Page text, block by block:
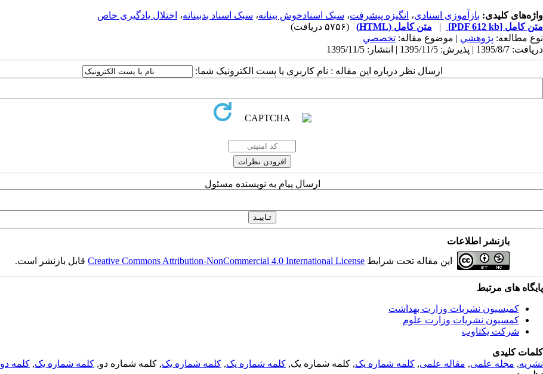
واژه‌های کلیدی: بازآموزی اسنادی، انگیزه پیشرفت، سبک اسنادخوش بینانه، سبک اسناد بدبینانه، اختلال یادگیری خاص
متن کامل [PDF 612 kb]
| متن کامل (HTML)
(۵۷۵۶ دریافت)
نوع مطالعه: پژوهشي | موضوع مقاله: تخصصي
دریافت: 1395/8/7 | پذیرش: 1395/11/5 | انتشار: 1395/11/5
ارسال نظر درباره این مقاله : نام کاربری یا پست الکترونیک شما:
ارسال پیام به نویسنده مسئول
بازنشر اطلاعات
این مقاله تحت شرایط Creative Commons Attribution-NonCommercial 4.0 International Licenseقابل بازنشر است.
پایگاه های مرتبط
کمیسیون نشریات وزارت بهداشت
کمسیون نشریات وزارت علوم
شرکت یکتاوب
کلمات کلیدی
نشریه, مجله علمی, مقاله علمی, کلمه شماره یک, کلمه شماره یک, کلمه شماره یک, کلمه شماره یک, کلمه شماره دو, کلمه شماره یک, کلمه دو